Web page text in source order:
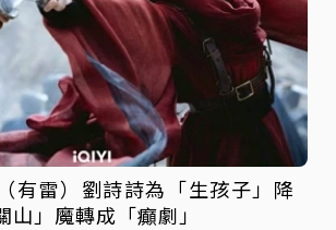
有雷）劉詩詩為「生孩子」降
山」魔轉成「癲劇」